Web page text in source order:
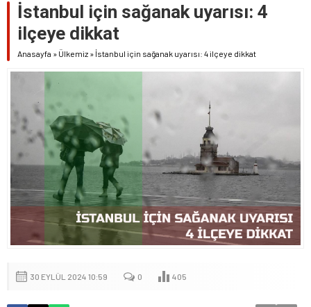
İstanbul için sağanak uyarısı: 4
ilçeye dikkat
Anasayfa » Ülkemiz » İstanbul için sağanak uyarısı: 4 ilçeye dikkat
30 EYLÜL 2024 10:59 0 405